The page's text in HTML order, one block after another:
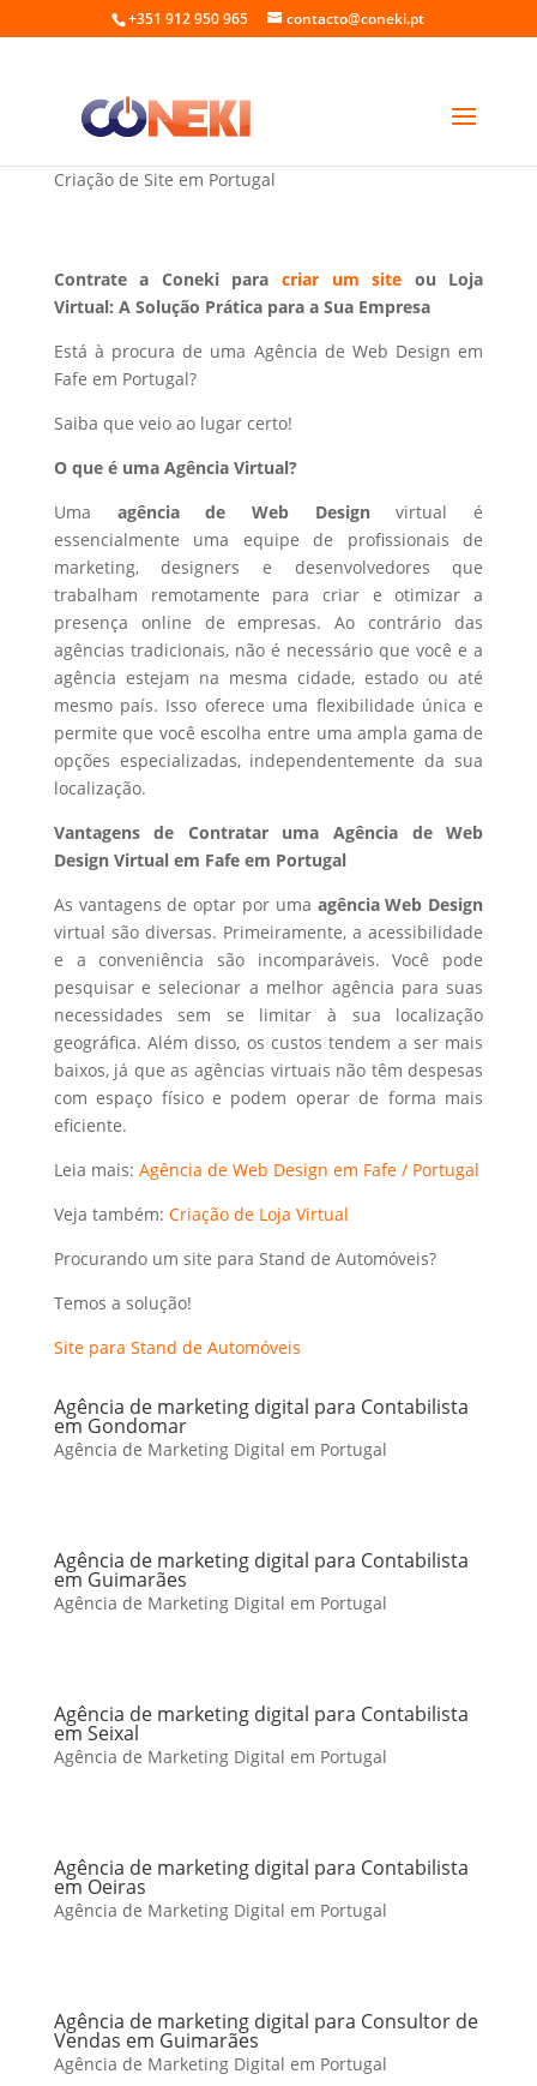
+351 912 950 965 contacto@coneki.pt
Web Design em Fafe Portugal
Criação de Site em Portugal
Contrate a Coneki para criar um site ou Loja
Virtual: A Solução Prática para a Sua Empresa
Está à procura de uma Agência de Web Design em
Fafe em Portugal?
Saiba que veio ao lugar certo!
O que é uma Agência Virtual?
Uma agência de Web Designvirtual é
essencialmente uma equipe de profissionais de
marketing, designers e desenvolvedores que
trabalham remotamente para criar e otimizar a
presença online de empresas. Ao contrário das
agências tradicionais, não é necessário que você e a
agência estejam na mesma cidade, estado ou até
mesmo país. Isso oferece uma flexibilidade única e
permite que você escolha entre uma ampla gama de
opções especializadas, independentemente da sua
localização.
Vantagens de Contratar uma Agência de Web
Design Virtual em Fafe em Portugal
As vantagens de optar por uma agência Web Design
virtual são diversas. Primeiramente, a acessibilidade
e a conveniência são incomparáveis. Você pode
pesquisar e selecionar a melhor agência para suas
necessidades sem se limitar à sua localização
geográfica. Além disso, os custos tendem a ser mais
baixos, já que as agências virtuais não têm despesas
com espaço físico e podem operar de forma mais
eficiente.
Leia mais: Agência de Web Design em Fafe / Portugal
Veja também: Criação de Loja Virtual
Procurando um site para Stand de Automóveis?
Temos a solução!
Site para Stand de Automóveis
Agência de marketing digital para Contabilista
em Gondomar
Agência de Marketing Digital em Portugal
Agência de marketing digital para Contabilista
em Guimarães
Agência de Marketing Digital em Portugal
Agência de marketing digital para Contabilista
em Seixal
Agência de Marketing Digital em Portugal
Agência de marketing digital para Contabilista
em Oeiras
Agência de Marketing Digital em Portugal
Agência de marketing digital para Consultor de
Vendas em Guimarães
Agência de Marketing Digital em Portugal